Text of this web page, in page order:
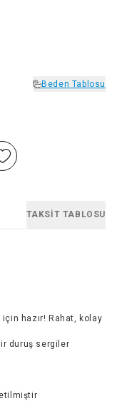
Beden Tablosu
TAKSIT TABLOSU
hazır! Rahat, kolay
duruş sergiler